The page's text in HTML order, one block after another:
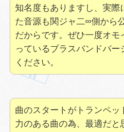
知名度もありますし、実際
た音源も関ジャ二∞側から
だからです。ぜひ一度オモ
っているブラスバンドバー
ください。
曲のスタートがトランペッ
力のある曲の為、最適だと